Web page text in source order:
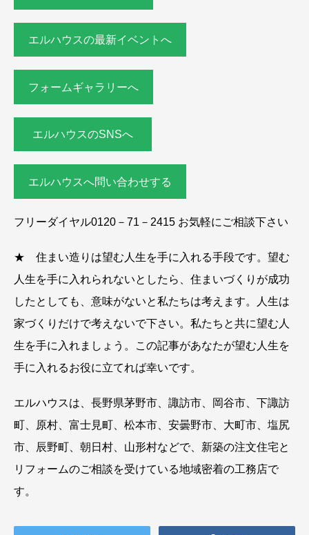
エルハウスの最新イベントへ
フォームギャラリーへ
エルハウスのSNSへ
エルハウスへ問い合わせする
フリーダイヤル0120－71－2415 お気軽にご相談下さい
★ 住まい造りは望む人生を手に入れる手段です。望む
人生を手に入れられないとしたら、住まいづくりが成功
したとしても、意味がないと私たちは考えます。人生は
家づくりだけで考えないで下さい。私たちと共に望む人
生を手に入れましょう。この記事があなたが望む人生を
手に入れるお役に立てれば幸いです。
エルハウスは、長野県茅野市、諏訪市、岡谷市、下諏訪
町、原村、富士見町、松本市、安曇野市、大町市、塩尻
市、辰野町、朝日村、山形村などで、新築の注文住宅と
リフォームのご相談を受けている地域密着の工務店で
す。